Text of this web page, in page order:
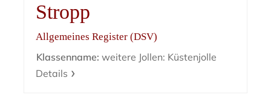
Stropp
Allgemeines Register (DSV)
Klassenname: weitere Jollen: Küstenjolle
Details